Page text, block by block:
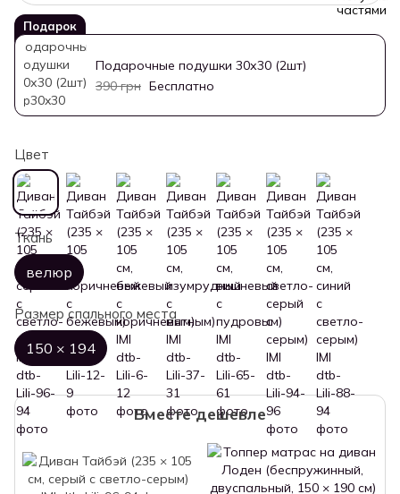
Подарок
Подарочные подушки 30х30 (2шт)
390 грн Бесплатно
Цвет
Ткань
велюр
Размер спального места
150 × 194
Вместе дешевле